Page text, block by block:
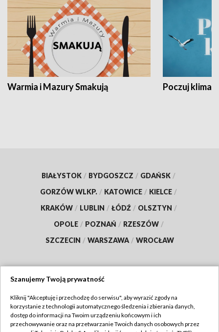
Warmia i Mazury Smakują Poczuj klimat
BIAŁYSTOK / BYDGOSZCZ / GDAŃSK /
GORZÓW WLKP. / KATOWICE / KIELCE /
KRAKÓW / LUBLIN / ŁÓDŹ / OLSZTYN /
OPOLE / POZNAŃ / RZESZÓW /
SZCZECIN / WARSZAWA / WROCŁAW
TVP
Abonament TVP
Regulamin TVP
Szanujemy Twoją prywatność
Kliknij "Akceptuję i przechodzę do serwisu", aby wyrazić zgody na
korzystanie z technologii automatycznego śledzenia i zbierania danych,
dostęp do informacji na Twoim urządzeniu końcowym i ich
przechowywanie oraz na przetwarzanie Twoich danych osobowych przez